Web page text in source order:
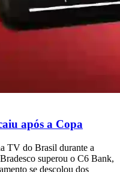
após a Copa
TV do Brasil durante a
superou o C6 Bank,
se descolou dos